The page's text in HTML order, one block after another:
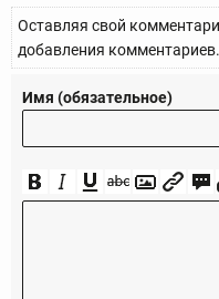
Оставляя свой
добавления комментариев.
Имя (обязательное)